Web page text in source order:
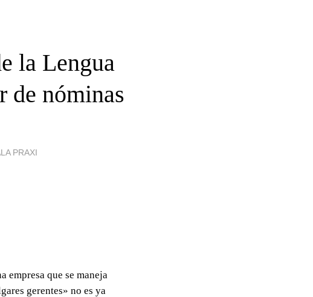
la Lengua
de nóminas
PRAXI
empresa que se maneja
gerentes» no es ya